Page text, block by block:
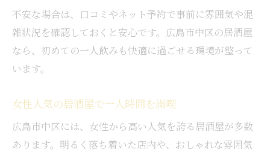
不安な場合は、口コミやネット予約で事前に雰囲気や混
雑状況を確認しておくと安心です。広島市中区の居酒屋
なら、初めての一人飲みも快適に過ごせる環境が整って
います。
女性人気の居酒屋で一人時間を満喫
広島市中区には、女性から高い人気を誇る居酒屋が多数
あります。明るく落ち着いた店内や、おしゃれな雰囲気